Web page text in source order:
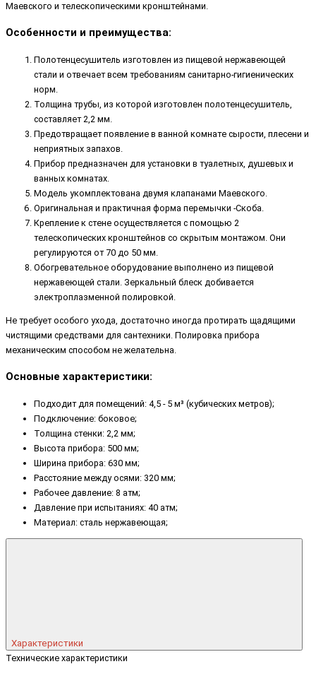
Маевского и телескопическими кронштейнами.
Особенности и преимущества:
Полотенцесушитель изготовлен из пищевой нержавеющей
стали и отвечает всем требованиям санитарно-гигиенических
норм.
Толщина трубы, из которой изготовлен полотенцесушитель,
составляет 2,2 мм.
Предотвращает появление в ванной комнате сырости, плесени и
неприятных запахов.
Прибор предназначен для установки в туалетных, душевых и
ванных комнатах.
Модель укомплектована двумя клапанами Маевского.
Оригинальная и практичная форма перемычки -Скоба.
Крепление к стене осуществляется с помощью 2
телескопических кронштейнов со скрытым монтажом. Они
регулируются от 70 до 50 мм.
Обогревательное оборудование выполнено из пищевой
нержавеющей стали. Зеркальный блеск добивается
электроплазменной полировкой.
Не требует особого ухода, достаточно иногда протирать щадящими
чистящими средствами для сантехники. Полировка прибора
механическим способом не желательна.
Основные характеристики:
Подходит для помещений: 4,5 - 5 м³ (кубических метров);
Подключение: боковое;
Толщина стенки: 2,2 мм;
Высота прибора: 500 мм;
Ширина прибора: 630 мм;
Расстояние между осями: 320 мм;
Рабочее давление: 8 атм;
Давление при испытаниях: 40 атм;
Материал: сталь нержавеющая;
Характеристики
Технические характеристики